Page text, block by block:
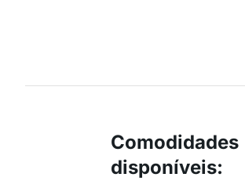
Comodidades
disponíveis: